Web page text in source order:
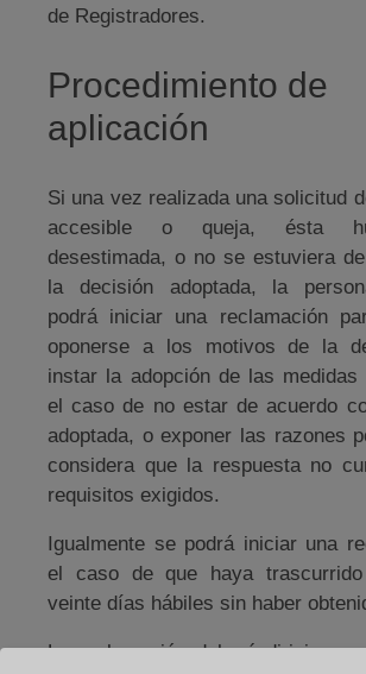
de Registradores.
Procedimiento de
aplicación
Si una vez realizada una solicitud
accesible o queja, ésta
desestimada, o no se estuviera
la decisión adoptada, la
podrá iniciar una reclamación
oponerse a los motivos de la
instar la adopción de las medidas
el caso de no estar de acuerdo
adoptada, o exponer las razones
considera que la respuesta no
requisitos exigidos.
Igualmente se podrá iniciar una
el caso de que haya
veinte días hábiles sin haber
La reclamación deberá dirigirse